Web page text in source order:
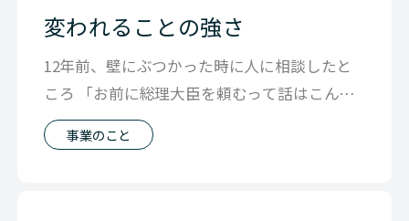
変われることの強さ
12年前、壁にぶつかった時に人に相談したと
ころ 「お前に総理大臣を頼むって話はこんや
ろ、お前にくるのはお前が越えれるぐら
事業のこと